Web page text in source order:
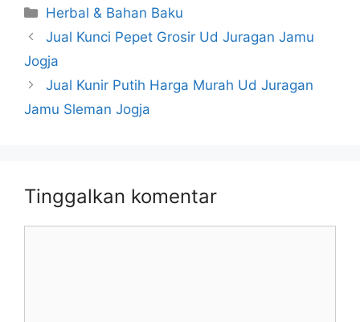
Kategori
Herbal & Bahan Baku
Jual Kunci Pepet Grosir Ud Juragan Jamu
Jogja
Jual Kunir Putih Harga Murah Ud Juragan
Jamu Sleman Jogja
Tinggalkan komentar